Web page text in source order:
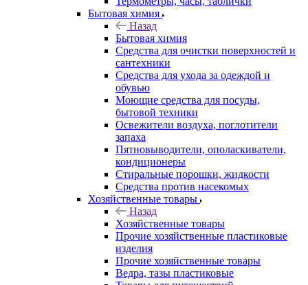
Бытовая химия
Назад
Бытовая химия
Средства для очистки поверхностей и
сантехники
Средства для ухода за одеждой и
обувью
Моющие средства для посуды,
бытовой техники
Освежители воздуха, поглотители
запаха
Пятновыводители, ополаскиватели,
кондиционеры
Стиральные порошки, жидкости
Средства против насекомых
Хозяйственные товары
Назад
Хозяйственные товары
Прочие хозяйственные пластиковые
изделия
Прочие хозяйственные товары
Ведра, тазы пластиковые